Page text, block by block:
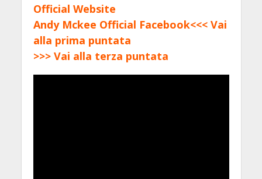
Official Website
Andy Mckee Official Facebook<<< Vai
alla prima puntata
>>> Vai alla terza puntata